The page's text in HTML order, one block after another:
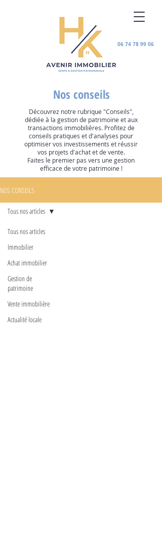
06 74 78 99 06
Nos conseils
Découvrez notre rubrique "Conseils",
dédiée à la gestion de patrimoine et aux
transactions immobilières. Profitez de
conseils pratiques et d'analyses pour
optimiser vos investissements et réussir
vos projets d'achat et de vente.
Faites le premier pas vers une gestion
efficace de votre patrimoine !
NOS CONSEILS
Tous nos articles
Immobilier
Achat immobilier
Gestion de
patrimoine
Vente immobilière
Actualité locale
Tous nos articles